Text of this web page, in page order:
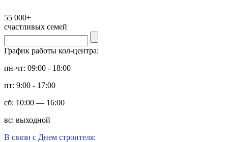
55 000+
счастливых семей
График работы кол-центра:
пн-чт: 09:00 - 18:00
пт: 9:00 - 17:00
сб: 10:00 — 16:00
вс: выходной
В связи с Днем строителя: